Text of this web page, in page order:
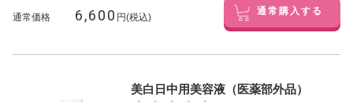
通常価格 6,600 円(税込) 通常購入する
美白日中用美容液（医薬部外品）